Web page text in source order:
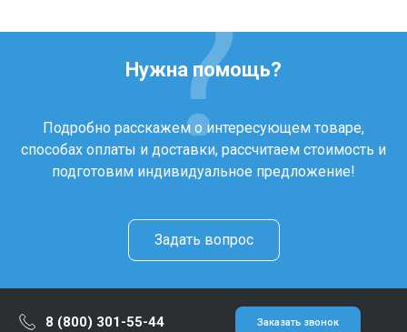
Нужна помощь?
Подробно расскажем о интересующем товаре,
способах оплаты и доставки, рассчитаем стоимость и
подготовим индивидуальное предложение!
Задать вопрос
8 (800) 301-55-44 Заказать звонок